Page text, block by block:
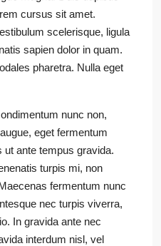
cursus sit amet.
scelerisque, ligula
sapien dolor in quam.
pharetra. Nulla eget
nunc non,
eget fermentum
ante tempus gravida.
turpis mi, non
fermentum nunc
nec turpis viverra,
In gravida ante nec
interdum nisl, vel